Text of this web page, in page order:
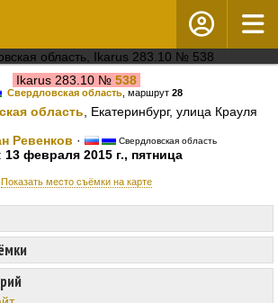
Ikarus 283.10 № 538
Свердловская область , маршрут 28
область , Екатеринбург, улица Крауля
Ревенков · Свердловская область
13 февраля 2015 г., пятница
Показать место съёмки на карте